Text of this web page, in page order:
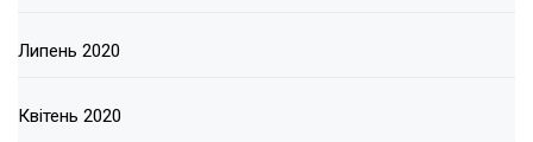
Липень 2020
Квітень 2020